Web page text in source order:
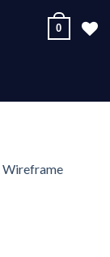
0
Wireframe